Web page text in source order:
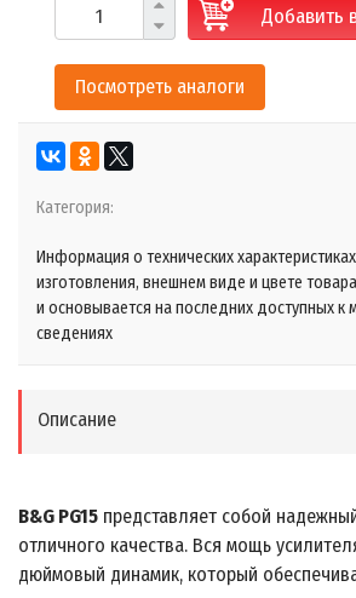
Добавить
Посмотреть аналоги
Категория:
Информация о технических
изготовления, внешнем виде и цвете
и основывается на последних доступных к
сведениях
Описание
B&G PG15 представляет собой
отличного качества. Вся мощь
дюймовый динамик, который